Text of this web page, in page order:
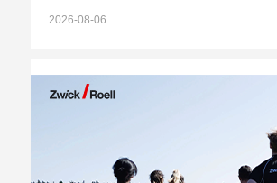
2026-08-06